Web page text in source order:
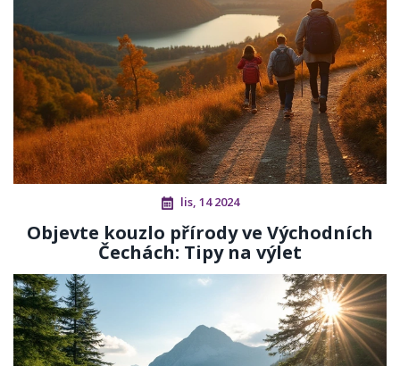
lis, 14 2024
Objevte kouzlo přírody ve Východních
Čechách: Tipy na výlet